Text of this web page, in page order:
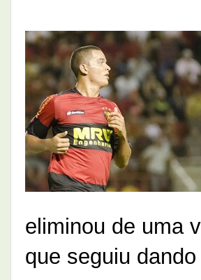
eliminou de uma
que seguiu